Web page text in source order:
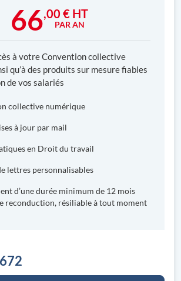
66,00 € HT
PAR AN
à votre Convention collective
qu’à des produits sur mesure fiables
de vos salariés
collective numérique
à jour par mail
en Droit du travail
lettres personnalisables
d’une durée minimum de 12 mois
reconduction, résiliable à tout moment